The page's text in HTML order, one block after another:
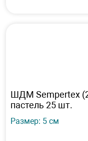
ШДМ Sempertex
пастель 25 шт.
Размер: 5 см